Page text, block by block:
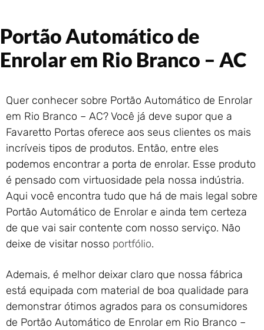
Enrolar em Queimados – RJ
Portão de Garagem de
Enrolar em Petrópolis – RJ
Enrolar em Nova Iguaçu – RJ
Portão de Garagem de
Enrolar em Nova Friburgo –
RJ
Portão Automático de
Enrolar em Rio Branco – AC
Quer conhecer sobre Portão Automático de Enrolar
em Rio Branco – AC? Você já deve supor que a
Favaretto Portas oferece aos seus clientes os mais
incríveis tipos de produtos. Então, entre eles
podemos encontrar a porta de enrolar. Esse produto
é pensado com virtuosidade pela nossa indústria.
Aqui você encontra tudo que há de mais legal sobre
Portão Automático de Enrolar e ainda tem certeza
de que vai sair contente com nosso serviço. Não
deixe de visitar nosso portfólio.
Ademais, é melhor deixar claro que nossa fábrica
está equipada com material de boa qualidade para
demonstrar ótimos agrados para os consumidores
de Portão Automático de Enrolar em Rio Branco –